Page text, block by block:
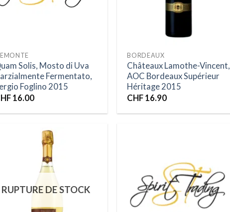
Solis, Mosto di Uva
Fermentato,
Foglino 2015
16.00
BORDEAUX
Châteaux Lamothe-Vincent,
AOC Bordeaux Supérieur
Héritage 2015
CHF 16.90
d’envies
RUPTURE DE STOCK
Ajouter
à la liste
d’envies